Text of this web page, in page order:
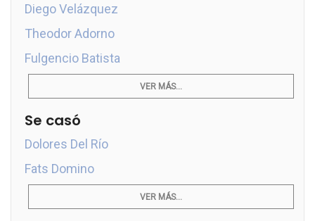
Diego Velázquez
Theodor Adorno
Fulgencio Batista
VER MÁS...
Se casó
Dolores Del Río
Fats Domino
VER MÁS...